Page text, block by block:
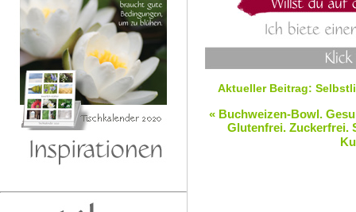
Aktueller Beitrag:
« Buchweizen-Bowl.
Glutenfrei. Zuckerfrei.